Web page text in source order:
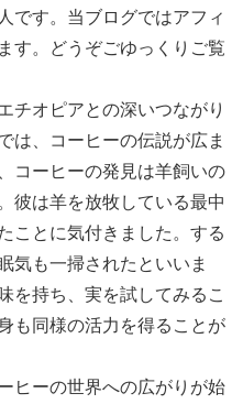
です。当ブログではアフィ
す。どうぞごゆっくりご覧
チオピアとの深いつながり
は、コーヒーの伝説が広ま
コーヒーの発見は羊飼いの
彼は羊を放牧している最中
ことに気付きました。する
気も一掃されたといいま
を持ち、実を試してみるこ
も同様の活力を得ることが
ヒーの世界への広がりが始